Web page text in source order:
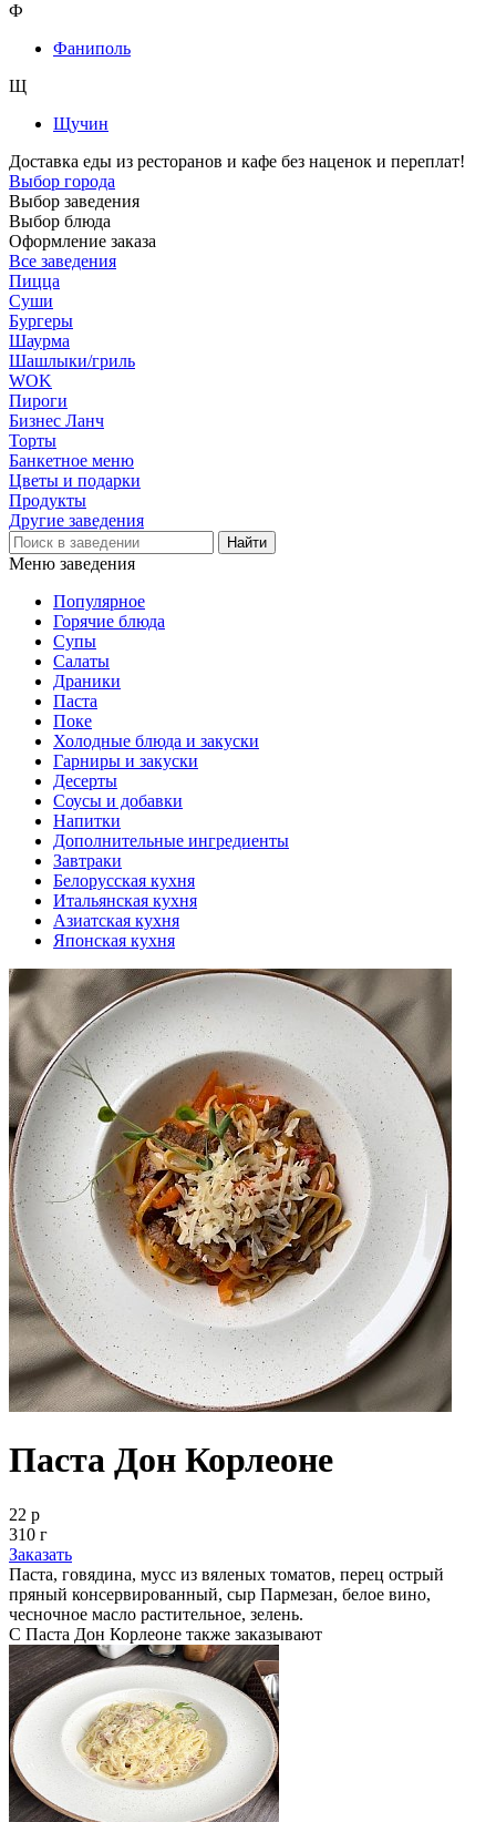
Ф
Фаниполь
Щ
Щучин
Доставка еды из ресторанов и кафе без наценок и переплат!
Выбор города
Выбор заведения
Выбор блюда
Оформление заказа
Все заведения
Пицца
Суши
Бургеры
Шаурма
Шашлыки/гриль
WOK
Пироги
Бизнес Ланч
Торты
Банкетное меню
Цветы и подарки
Продукты
Другие заведения
Меню заведения
Популярное
Горячие блюда
Супы
Салаты
Драники
Паста
Поке
Холодные блюда и закуски
Гарниры и закуски
Десерты
Соусы и добавки
Напитки
Дополнительные ингредиенты
Завтраки
Белорусская кухня
Итальянская кухня
Азиатская кухня
Японская кухня
Паста Дон Корлеоне
22 р
310 г
Заказать
Паста, говядина, мусс из вяленых томатов, перец острый
пряный консервированный, сыр Пармезан, белое вино,
чесночное масло растительное, зелень.
С Паста Дон Корлеоне также заказывают